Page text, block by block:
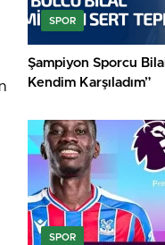
SPOR
Şampiyon Sporcu
Kendim Karşıladım”
SPOR